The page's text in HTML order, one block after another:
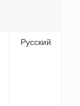
Русский